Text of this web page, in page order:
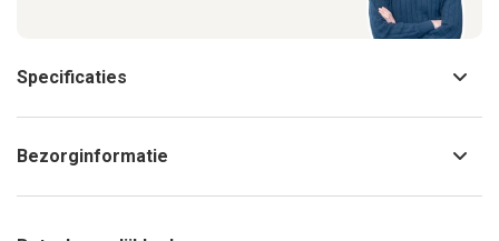
Specificaties
Bezorginformatie